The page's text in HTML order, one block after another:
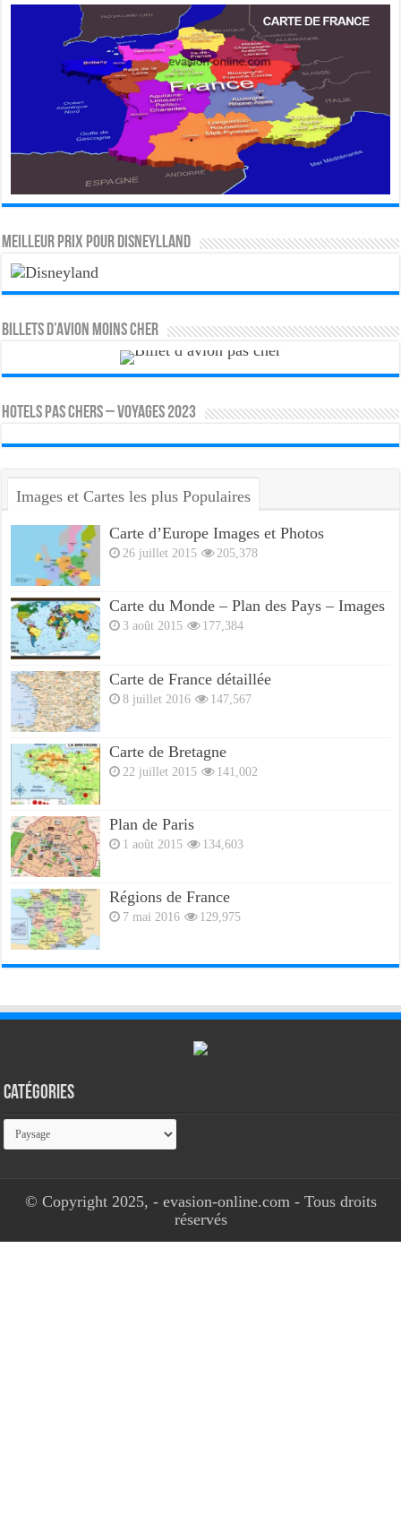
MEILLEUR PRIX POUR DISNEYLLAND
Billets d’avion moins cher
HOTELS PAS CHERS – VOYAGES 2023
Images et Cartes les plus Populaires
Carte d’Europe Images et Photos
26 juillet 2015 205,378
Carte du Monde – Plan des Pays – Images
3 août 2015 177,384
Carte de France détaillée
8 juillet 2016 147,567
Carte de Bretagne
22 juillet 2015 141,002
Plan de Paris
1 août 2015 134,603
Régions de France
7 mai 2016 129,975
Catégories
Catégories
© Copyright 2025, - evasion-online.com - Tous droits
réservés